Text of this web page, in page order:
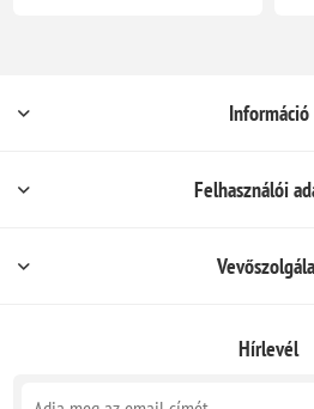
Információ
Felhasználói
Hírlevél